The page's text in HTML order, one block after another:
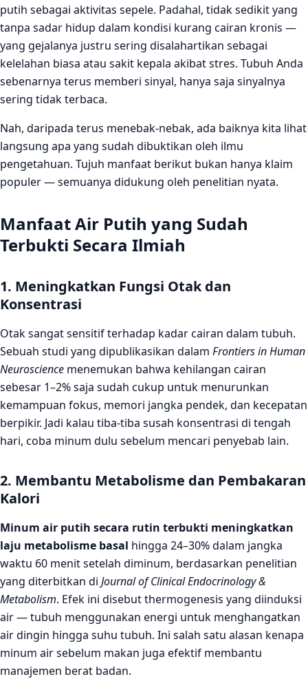
6. Memperbaiki Kondisi Kulit dari Dalam
7. Meningkatkan Performa Fisik dan Pemulihan Otot
Kesimpulan
FAQ
Apakah minum air putih bisa membantu menurunkan
berat badan?
Apa tanda-tanda tubuh kekurangan air putih?
putih sebagai aktivitas sepele. Padahal, tidak sedikit yang
tanpa sadar hidup dalam kondisi kurang cairan kronis —
yang gejalanya justru sering disalahartikan sebagai
kelelahan biasa atau sakit kepala akibat stres. Tubuh Anda
sebenarnya terus memberi sinyal, hanya saja sinyalnya
sering tidak terbaca.
Nah, daripada terus menebak-nebak, ada baiknya kita lihat
langsung apa yang sudah dibuktikan oleh ilmu
pengetahuan. Tujuh manfaat berikut bukan hanya klaim
populer — semuanya didukung oleh penelitian nyata.
Manfaat Air Putih yang Sudah
Terbukti Secara Ilmiah
1. Meningkatkan Fungsi Otak dan
Konsentrasi
Otak sangat sensitif terhadap kadar cairan dalam tubuh.
Sebuah studi yang dipublikasikan dalam Frontiers in Human
Neuroscience menemukan bahwa kehilangan cairan
sebesar 1–2% saja sudah cukup untuk menurunkan
kemampuan fokus, memori jangka pendek, dan kecepatan
berpikir. Jadi kalau tiba-tiba susah konsentrasi di tengah
hari, coba minum dulu sebelum mencari penyebab lain.
2. Membantu Metabolisme dan Pembakaran
Kalori
Minum air putih secara rutin terbukti meningkatkan
laju metabolisme basal hingga 24–30% dalam jangka
waktu 60 menit setelah diminum, berdasarkan penelitian
yang diterbitkan di Journal of Clinical Endocrinology &
Metabolism. Efek ini disebut thermogenesis yang diinduksi
air — tubuh menggunakan energi untuk menghangatkan
air dingin hingga suhu tubuh. Ini salah satu alasan kenapa
minum air sebelum makan juga efektif membantu
manajemen berat badan.